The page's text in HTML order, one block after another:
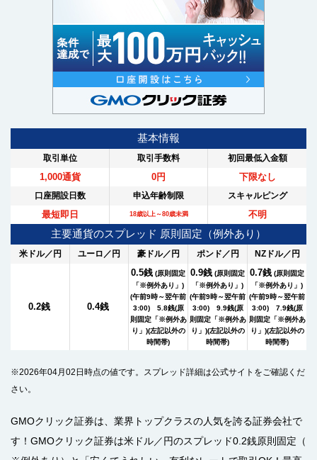
基本情報
取引単位 取引手数料 初回最低入金額
1,000通貨 0円 下限なし
口座開設日数 申込年齢制限 スキャルピング
最短即日 18歳以上～80歳未満 不明
主要通貨のスプレッド 原則固定（例外あり）
米ドル／円 ユーロ／円 豪ドル／円 ポンド／円 NZドル／円
0.2銭 0.4銭
0.5銭 (原則固定
「※例外あり」)
(午前9時～翌午前
3:00) 5.8銭(原
則固定「※例外あ
り」)(左記以外の
時間帯)
0.9銭 (原則固定
「※例外あり」)
(午前9時～翌午前
3:00) 9.9銭(原
則固定「※例外あ
り」)(左記以外の
時間帯)
0.7銭 (原則固定
「※例外あり」)
(午前9時～翌午前
3:00) 7.9銭(原
則固定「※例外あ
り」)(左記以外の
時間帯)
※2026年04月02日時点の値です。スプレッド詳細は公式サイトをご確認くだ
さい。
GMOクリック証券は、業界トップクラスの人気を誇る証券会社で
す！GMOクリック証券は米ドル／円のスプレッド0.2銭原則固定（